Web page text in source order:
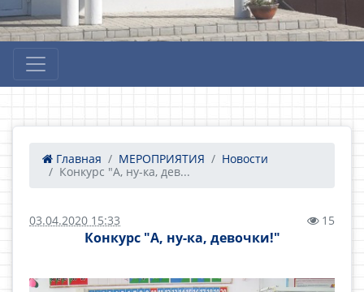
Главная МЕРОПРИЯТИЯ
Новости
Конкурс "А, ну-ка, дев...
03.04.2020 15:33 15
Конкурс "А, ну-ка, девочки!"